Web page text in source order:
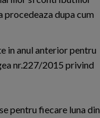
procedeaza dupa cum
in anul anterior pentru
nr.227/2015 privind
pentru fiecare luna din